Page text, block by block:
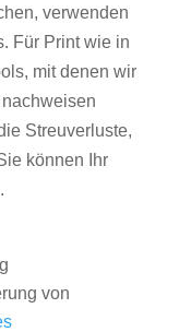
verwenden
Für Print wie in
mit denen wir
Streuverluste,
können Ihr
von